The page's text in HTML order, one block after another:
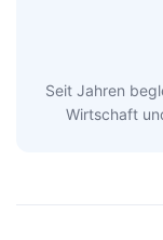
Seit Jahren
Wirtschaft